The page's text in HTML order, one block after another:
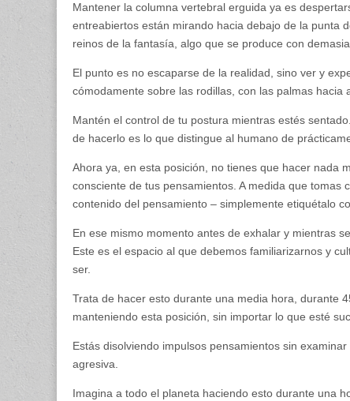
Mantener la columna vertebral erguida ya es
entreabiertos están mirando hacia debajo de la punta
reinos de la fantasía, algo que se produce con
El punto es no escaparse de la realidad, sino ver y
cómodamente sobre las rodillas, con las palmas
Mantén el control de tu postura mientras estés
de hacerlo es lo que distingue al humano de
Ahora ya, en esta posición, no tienes que hacer nada
consciente de tus pensamientos. A medida que
contenido del pensamiento – simplemente etiquétalo
En ese mismo momento antes de exhalar y mientras
Este es el espacio al que debemos familiarizarnos y
ser.
Trata de hacer esto durante una media hora, durante
manteniendo esta posición, sin importar lo que esté
Estás disolviendo impulsos pensamientos sin
agresiva.
Imagina a todo el planeta haciendo esto durante una